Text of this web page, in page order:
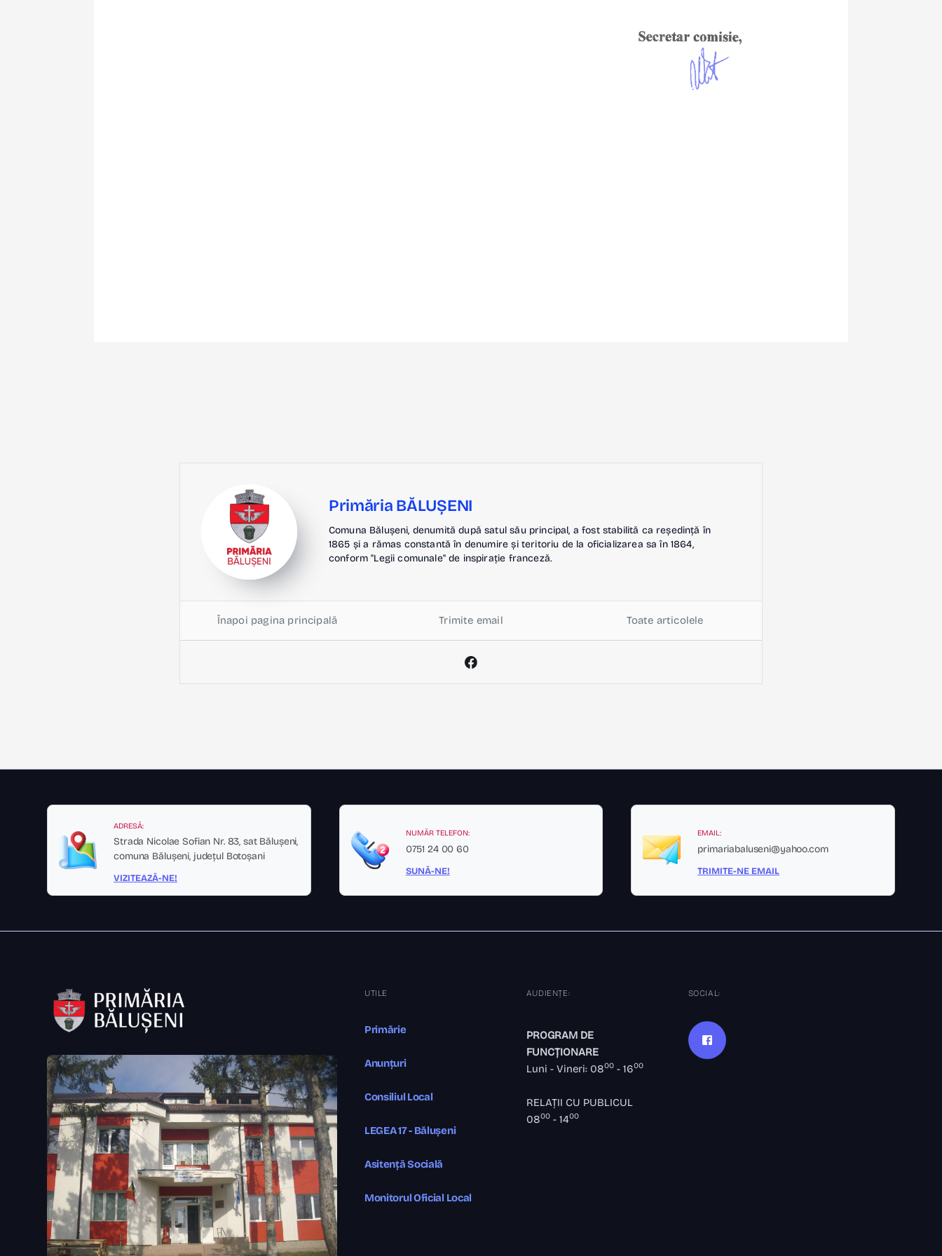
Primăria BĂLUȘENI
Comuna Bălușeni, denumită după satul său principal, a fost stabilită ca reședință în
1865 și a rămas constantă în denumire și teritoriu de la oficializarea sa în 1864,
conform "Legii comunale" de inspirație franceză.
Înapoi pagina principală Trimite email Toate articolele
ADRESĂ:
Strada Nicolae Sofian Nr. 83, sat Bălușeni,
comuna Bălușeni, județul Botoșani
VIZITEAZĂ-NE!
NUMĂR TELEFON:
0751 24 00 60
SUNĂ-NE!
EMAIL:
primariabaluseni@yahoo.com
TRIMITE-NE EMAIL
UTILE
Primărie
Anunțuri
Consiliul Local
LEGEA 17 - Bălușeni
Asitență Socială
Monitorul Oficial Local
AUDIENȚE:
PROGRAM DE
FUNCȚIONARE
Luni - Vineri: 0800- 1600
RELAȚII CU PUBLICUL
0800- 1400
SOCIAL: